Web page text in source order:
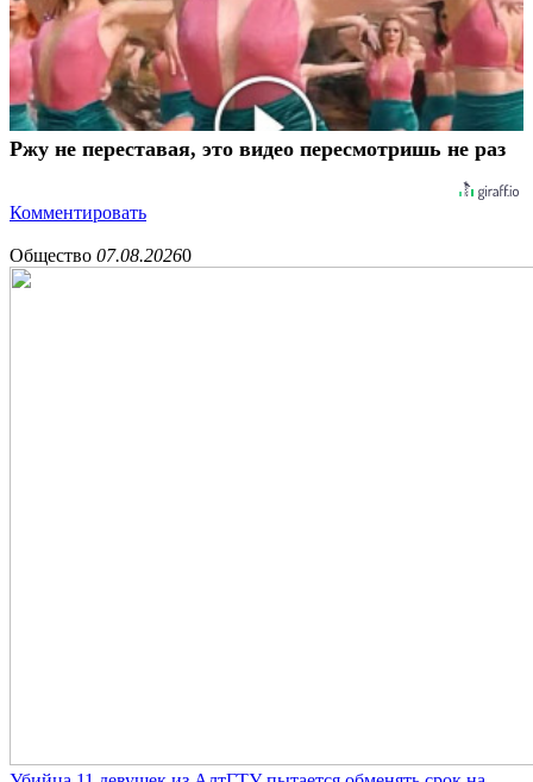
Ржу не переставая, это видео пересмотришь не раз
Комментировать
Общество 07.08.20260